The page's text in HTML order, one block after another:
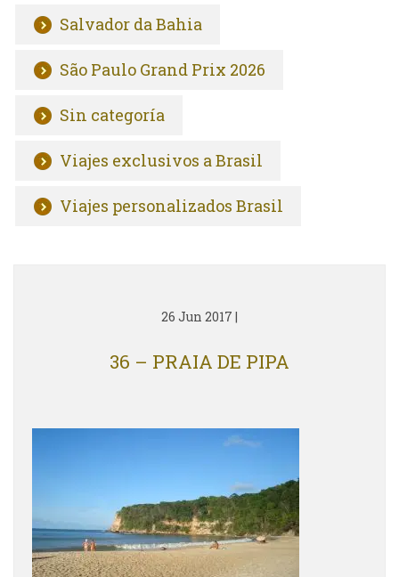
Salvador da Bahia
São Paulo Grand Prix 2026
Sin categoría
Viajes exclusivos a Brasil
Viajes personalizados Brasil
26 Jun 2017 |
36 – PRAIA DE PIPA